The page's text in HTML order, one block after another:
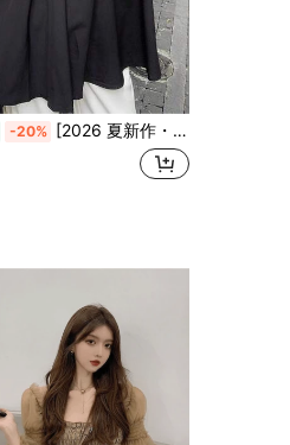
-20% [2026 夏新作・フレンチシック]V ネックノースリーブキャミタンクブラウス 独特美しいゆったり細見えレディーストップス なめらか生地着心地快適カジュアル 通勤デートお出かけ婦人春夏インナーアウター両用トップス